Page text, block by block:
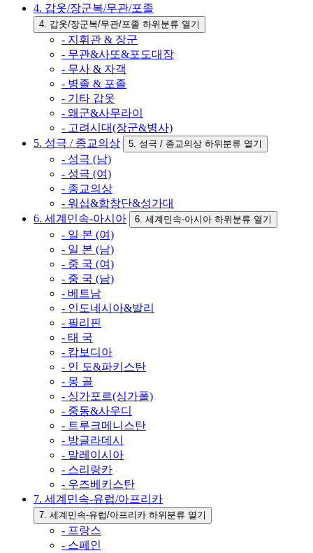
4. 갑옷/장군복/무관/포졸
4. 갑옷/장군복/무관/포졸 하위분류 열기
- 지휘관 & 장군
- 무관&사또&포도대장
- 무사 & 자객
- 병졸 & 포졸
- 기타 갑옷
- 왜군&사무라이
- 고려시대(장군&병사)
5. 성극 / 종교의상
5. 성극 / 종교의상 하위분류 열기
- 성극 (남)
- 성극 (여)
- 종교의상
- 워십&합창단&성가대
6. 세계민속-아시아
6. 세계민속-아시아 하위분류 열기
- 일 본 (여)
- 일 본 (남)
- 중 국 (여)
- 중 국 (남)
- 베트남
- 인도네시아&발리
- 필리핀
- 태 국
- 캄보디아
- 인 도&파키스탄
- 몽 골
- 싱가포르(싱가폴)
- 중동&사우디
- 트루크메니스탄
- 방글라데시
- 말레이시아
- 스리랑카
- 우즈베키스탄
7. 세계민속-유럽/아프리카
7. 세계민속-유럽/아프리카 하위분류 열기
- 프랑스
- 스페인